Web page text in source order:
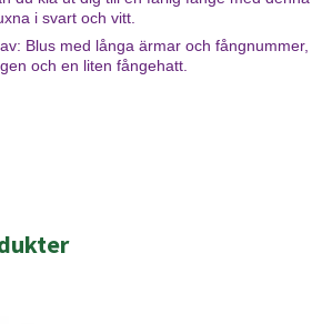
i svart och vitt.
Blus med långa ärmar och fångnummer,
och en liten fångehatt.